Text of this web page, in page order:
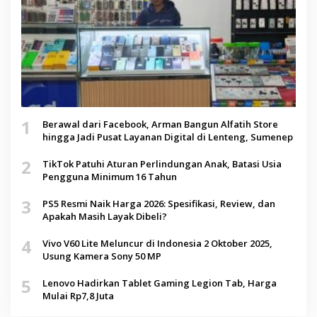
1
Berawal dari Facebook, Arman Bangun Alfatih Store
hingga Jadi Pusat Layanan Digital di Lenteng, Sumenep
2
TikTok Patuhi Aturan Perlindungan Anak, Batasi Usia
Pengguna Minimum 16 Tahun
3
PS5 Resmi Naik Harga 2026: Spesifikasi, Review, dan
Apakah Masih Layak Dibeli?
4
Vivo V60 Lite Meluncur di Indonesia 2 Oktober 2025,
Usung Kamera Sony 50 MP
5
Lenovo Hadirkan Tablet Gaming Legion Tab, Harga
Mulai Rp7,8 Juta